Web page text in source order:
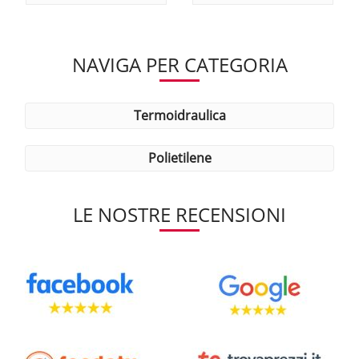
NAVIGA PER CATEGORIA
termoidraulica
polietilene
LE NOSTRE RECENSIONI